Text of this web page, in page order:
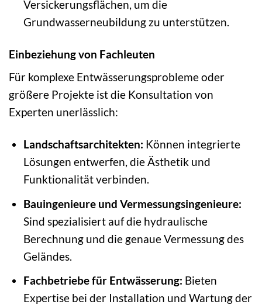
Versickerungsflächen, um die
Grundwasserneubildung zu unterstützen.
Einbeziehung von Fachleuten
Für komplexe Entwässerungsprobleme oder
größere Projekte ist die Konsultation von
Experten unerlässlich:
Landschaftsarchitekten: Können integrierte
Lösungen entwerfen, die Ästhetik und
Funktionalität verbinden.
Bauingenieure und Vermessungsingenieure:
Sind spezialisiert auf die hydraulische
Berechnung und die genaue Vermessung des
Geländes.
Fachbetriebe für Entwässerung: Bieten
Expertise bei der Installation und Wartung der